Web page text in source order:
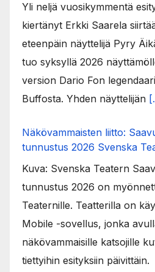
Yli neljä vuosikymmentä
kiertänyt Erkki Saarela
eteenpäin näyttelijä Pyry
tuo syksyllä 2026
version Dario Fon
Buffosta. Yhden näyttelijän
Näkövammaisten liitto:
tunnustus 2026 Svenska
Kuva: Svenska Teatern
tunnustus 2026 on
Teaternille. Teatterilla on
Mobile -sovellus, jonka
näkövammaisille katsojille
tiettyihin esityksiin